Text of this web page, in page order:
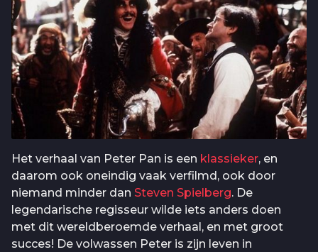
Het verhaal van Peter Pan is een klassieker, en
daarom ook oneindig vaak verfilmd, ook door
niemand minder dan Steven Spielberg. De
legendarische regisseur wilde iets anders doen
met dit wereldberoemde verhaal, en met groot
succes! De volwassen Peter is zijn leven in